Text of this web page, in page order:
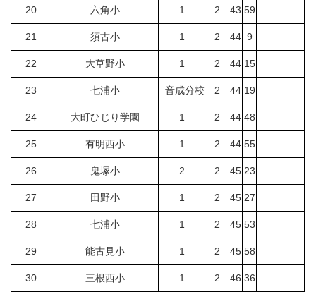
20 六角小 1 2 43 59
21 須古小 1 2 44 9
22 大草野小 1 2 44 15
23 七浦小 音成分校 2 44 19
24 大町ひじり学園 1 2 44 48
25 有明西小 1 2 44 55
26 鬼塚小 2 2 45 23
27 田野小 1 2 45 27
28 七浦小 1 2 45 53
29 能古見小 1 2 45 58
30 三根西小 1 2 46 36